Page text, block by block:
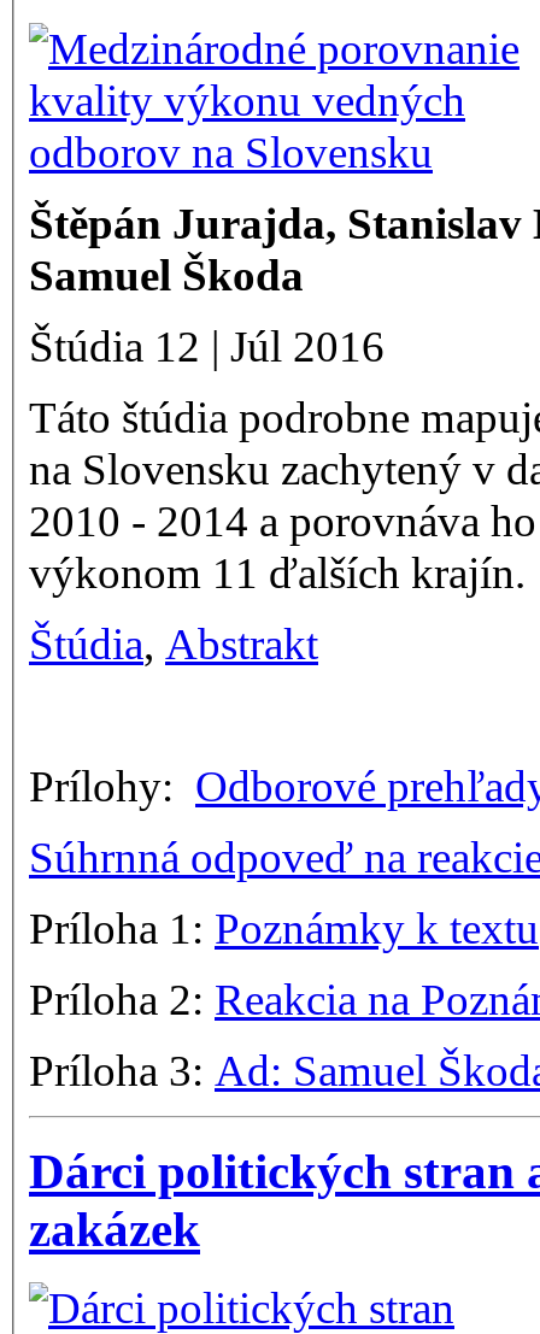
Štěpán Jurajda,
Samuel Škoda
Štúdia 12 | Júl 2016
Táto štúdia podrobne
na Slovensku zachytený v
2010 - 2014 a porovnáva
výkonom 11 ďalších krajín.
Štúdia, Abstrakt
Prílohy: Odborové
Súhrnná odpoveď na
Príloha 1: Poznámky k textu
Príloha 2: Reakcia na
Príloha 3: Ad: Samuel
Dárci politických stran
zakázek